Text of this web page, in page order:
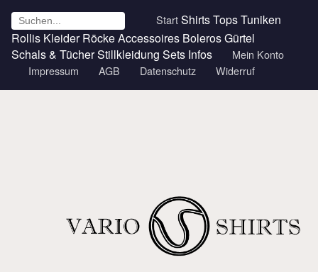
StartShirtsTopsTuniken
Rollis Kleider RöckeAccessoires BolerosGürtel
Schals & TücherStillkleidung Sets Infos
Mein Konto
Impressum
AGB Datenschutz Widerruf